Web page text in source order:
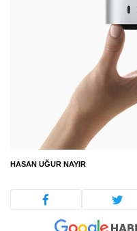
HASAN UĞUR NAYIR